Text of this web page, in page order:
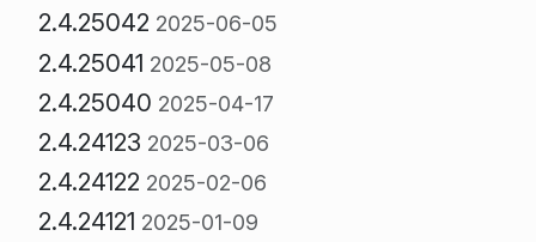
2.4.25042 2025-06-05
2.4.25041 2025-05-08
2.4.25040 2025-04-17
2.4.24123 2025-03-06
2.4.24122 2025-02-06
2.4.24121 2025-01-09